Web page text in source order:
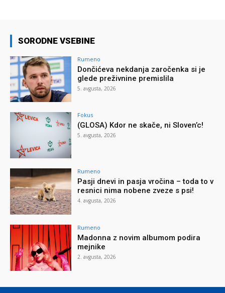
SORODNE VSEBINE
Rumeno
Dončićeva nekdanja zaročenka si je
glede preživnine premislila
5. avgusta, 2026
Fokus
(GLOSA) Kdor ne skače, ni Sloven’c!
5. avgusta, 2026
Rumeno
Pasji dnevi in pasja vročina – toda to v
resnici nima nobene zveze s psi!
4. avgusta, 2026
Rumeno
Madonna z novim albumom podira
mejnike
2. avgusta, 2026